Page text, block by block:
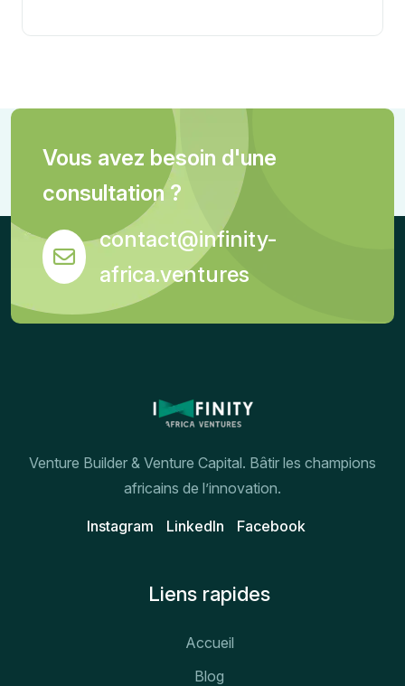
Vous avez besoin d'une
consultation ?
contact@infinity-
africa.ventures
Venture Builder & Venture Capital. Bâtir les champions
africains de l’innovation.
Instagram Linkedln Facebook
Liens rapides
Accueil
Blog